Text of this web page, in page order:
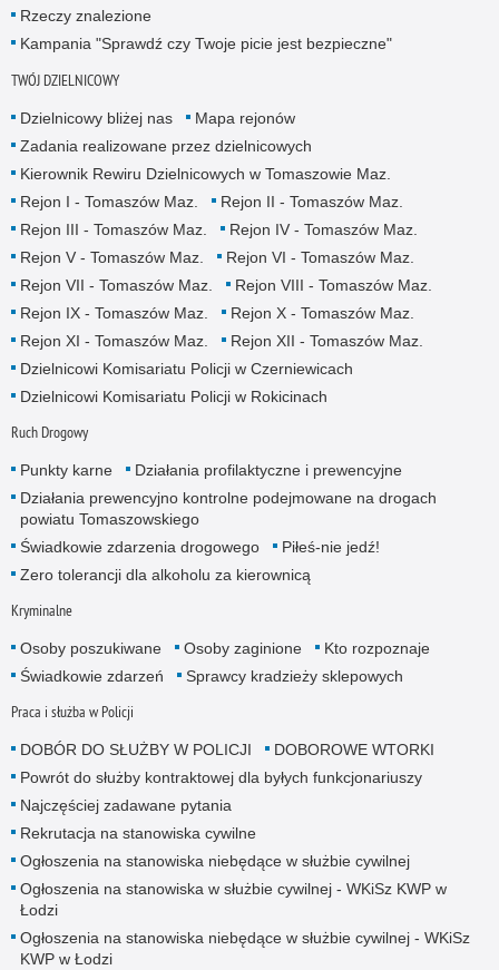
Rzeczy znalezione
Kampania "Sprawdź czy Twoje picie jest bezpieczne"
TWÓJ DZIELNICOWY
Dzielnicowy bliżej nas
Mapa rejonów
Zadania realizowane przez dzielnicowych
Kierownik Rewiru Dzielnicowych w Tomaszowie Maz.
Rejon I - Tomaszów Maz.
Rejon II - Tomaszów Maz.
Rejon III - Tomaszów Maz.
Rejon IV - Tomaszów Maz.
Rejon V - Tomaszów Maz.
Rejon VI - Tomaszów Maz.
Rejon VII - Tomaszów Maz.
Rejon VIII - Tomaszów Maz.
Rejon IX - Tomaszów Maz.
Rejon X - Tomaszów Maz.
Rejon XI - Tomaszów Maz.
Rejon XII - Tomaszów Maz.
Dzielnicowi Komisariatu Policji w Czerniewicach
Dzielnicowi Komisariatu Policji w Rokicinach
Ruch Drogowy
Punkty karne
Działania profilaktyczne i prewencyjne
Działania prewencyjno kontrolne podejmowane na drogach
powiatu Tomaszowskiego
Świadkowie zdarzenia drogowego
Piłeś-nie jedź!
Zero tolerancji dla alkoholu za kierownicą
Kryminalne
Osoby poszukiwane Osoby zaginione
Kto rozpoznaje
Świadkowie zdarzeń
Sprawcy kradzieży sklepowych
Praca i służba w Policji
DOBÓR DO SŁUŻBY W POLICJI
DOBOROWE WTORKI
Powrót do służby kontraktowej dla byłych funkcjonariuszy
Najczęściej zadawane pytania
Rekrutacja na stanowiska cywilne
Ogłoszenia na stanowiska niebędące w służbie cywilnej
Ogłoszenia na stanowiska w służbie cywilnej - WKiSz KWP w
Łodzi
Ogłoszenia na stanowiska niebędące w służbie cywilnej - WKiSz
KWP w Łodzi